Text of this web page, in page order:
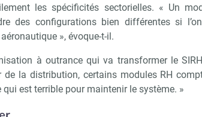
les spécificités sectorielles. « Un
des configurations bien différentes si
», évoque-t-il.
à outrance qui va transformer le
la distribution, certains modules RH
est terrible pour maintenir le système. »